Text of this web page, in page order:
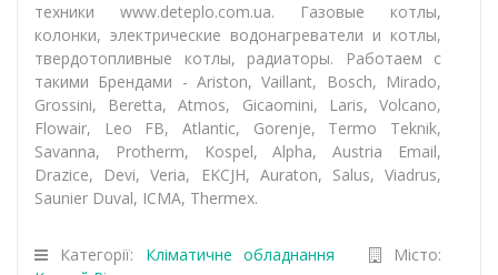
техники www.deteplo.com.ua. Газовые котлы,
колонки, электрические водонагреватели и котлы,
твердотопливные котлы, радиаторы. Работаем с
такими Брендами - Ariston, Vaillant, Bosch, Mirado,
Grossini, Beretta, Atmos, Gicaomini, Laris, Volcano,
Flowair, Leo FB, Atlantic, Gorenje, Termo Teknik,
Savanna, Protherm, Kospel, Alpha, Austria Email,
Drazice, Devi, Veria, EKCJH, Auraton, Salus, Viadrus,
Saunier Duval, ICMA, Thermex.
Категорії: Кліматичне обладнання
Місто: